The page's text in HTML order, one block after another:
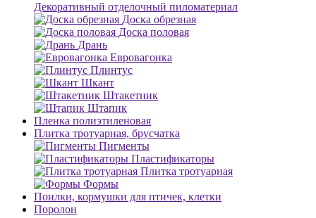
Декоративный отделочный пиломатериал
Доска обрезная
Доска половая
Дрань
Евровагонка
Плинтус
Шкант
Штакетник
Штапик
Пленка полиэтиленовая
Плитка тротуарная, брусчатка
Пигменты
Пластификаторы
Плитка тротуарная
Формы
Поилки, кормушки для птичек, клетки
Поролон